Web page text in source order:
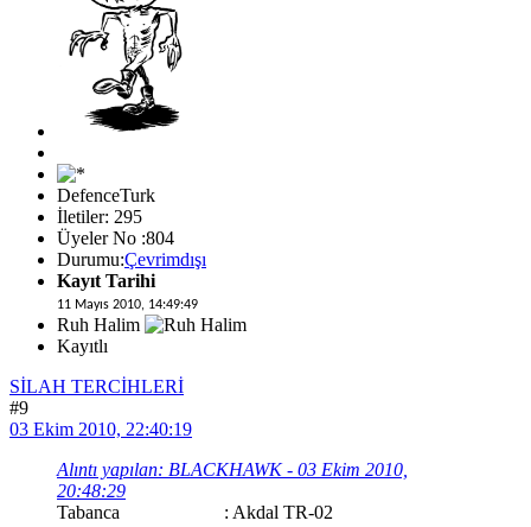
DefenceTurk
İletiler: 295
Üyeler No :804
Durumu:Çevrimdışı
Kayıt Tarihi
11 Mayıs 2010, 14:49:49
Ruh Halim
Kayıtlı
SİLAH TERCİHLERİ
#9
03 Ekim 2010, 22:40:19
Alıntı yapılan: BLACKHAWK - 03 Ekim 2010,
20:48:29
Tabanca : Akdal TR-02